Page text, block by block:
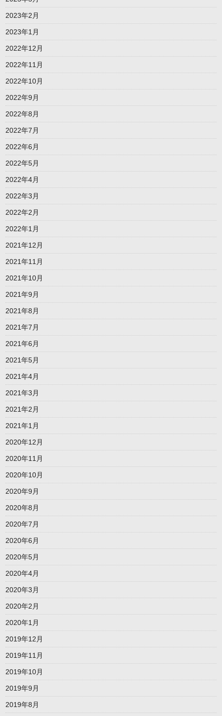
2023年2月
2023年1月
2022年12月
2022年11月
2022年10月
2022年9月
2022年8月
2022年7月
2022年6月
2022年5月
2022年4月
2022年3月
2022年2月
2022年1月
2021年12月
2021年11月
2021年10月
2021年9月
2021年8月
2021年7月
2021年6月
2021年5月
2021年4月
2021年3月
2021年2月
2021年1月
2020年12月
2020年11月
2020年10月
2020年9月
2020年8月
2020年7月
2020年6月
2020年5月
2020年4月
2020年3月
2020年2月
2020年1月
2019年12月
2019年11月
2019年10月
2019年9月
2019年8月